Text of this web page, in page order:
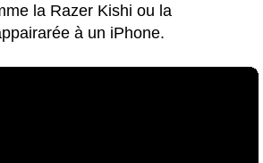
la Razer Kishi ou la
à un iPhone.